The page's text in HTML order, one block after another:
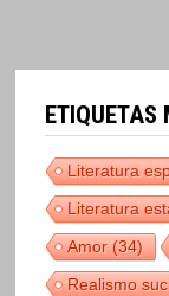
ETIQUETAS
Literatura
Literatura
Amor(34)
Realismo